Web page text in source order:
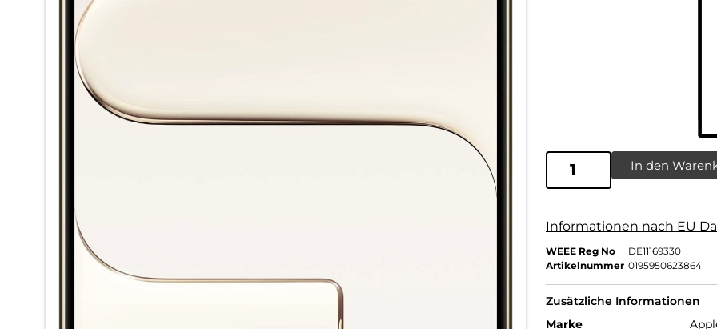
In den
Informationen nach EU
WEEE Reg No
DE11169330
Artikelnummer 0195950623864
Zusätzliche Informationen
Marke